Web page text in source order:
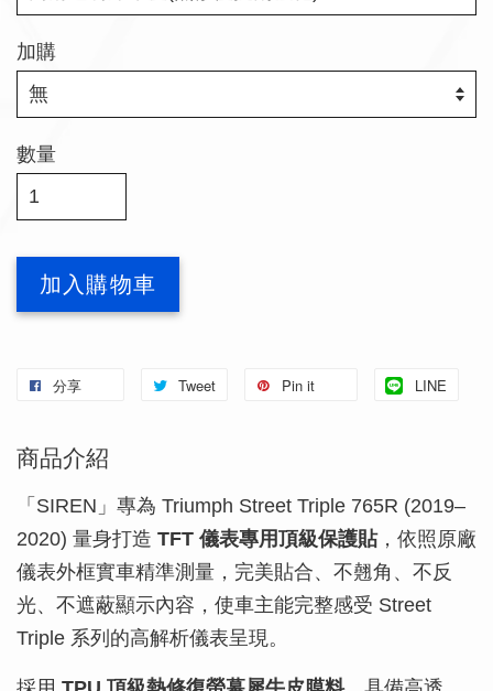
加購
數量
加入購物車
分享 Tweet Pin it LINE
商品介紹
「SIREN」專為 Triumph Street Triple 765R (2019–
2020) 量身打造 TFT 儀表專用頂級保護貼，依照原廠
儀表外框實車精準測量，完美貼合、不翹角、不反
光、不遮蔽顯示內容，使車主能完整感受 Street
Triple 系列的高解析儀表呈現。